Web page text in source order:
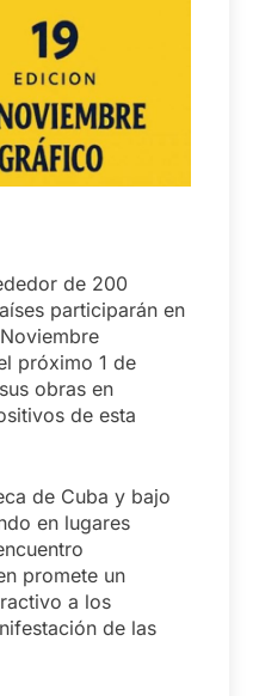
de 200
participarán en
próximo 1 de
obras en
de esta
de Cuba y bajo
en lugares
promete un
a los
de las